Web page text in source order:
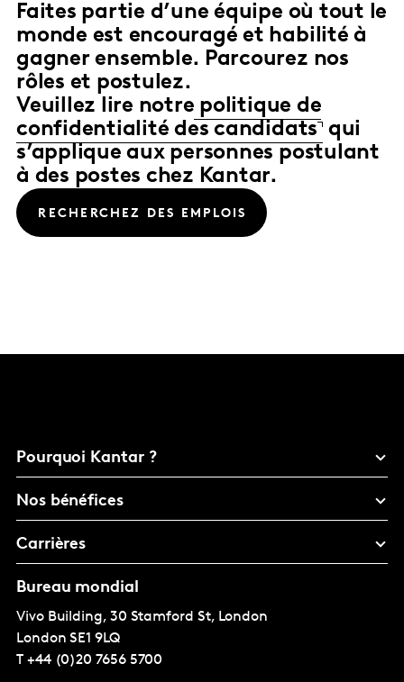
Faites partie d’une équipe où tout le
monde est encouragé et habilité à
gagner ensemble. Parcourez nos
rôles et postulez.
Veuillez lire notre politique de
confidentialité des candidats qui
s’applique aux personnes postulant
à des postes chez Kantar.
RECHERCHEZ DES EMPLOIS
Pourquoi Kantar ?
Nos bénéfices
Carrières
Bureau mondial
Vivo Building, 30 Stamford St, London
London SE1 9LQ
T +44 (0)20 7656 5700